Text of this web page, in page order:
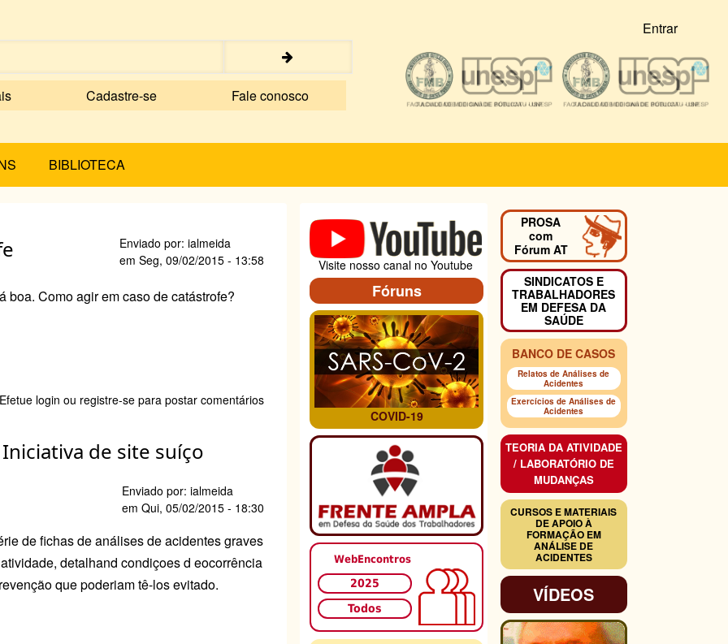
Entrar
Cadastre-se Fale conosco
BIBLIOTECA
Enviado por:ialmeida
emSeg, 09/02/2015 - 13:58
boa.Como agirem caso de catástrofe?
Efetue login ou registre-se para postar comentários
de site suíço
Enviado por:ialmeida
emQui, 05/02/2015 - 18:30
de fichas de análises de acidentes graves
detalhand condiçoes d eocorrência
que poderiam tê-los evitado.
Visite nosso canal no Youtube
Fóruns
COVID-19
WebEncontros
2025
Todos
PROSA
com
Fórum AT
SINDICATOS E
TRABALHADORES
EM DEFESA DA
SAÚDE
BANCO DE CASOS
Relatos de Análises de
Acidentes
Exercícios de Análises de
Acidentes
TEORIA DA ATIVIDADE
/ LABORATÓRIO DE
MUDANÇAS
CURSOS E MATERIAIS
DE APOIO À
FORMAÇÃO EM
ANÁLISE DE
ACIDENTES
VÍDEOS